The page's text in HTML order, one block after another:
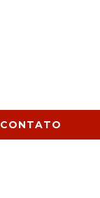
CONTATO